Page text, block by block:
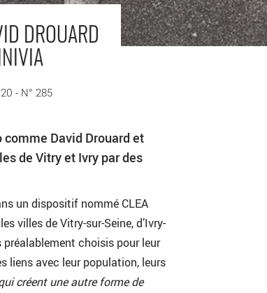
DROUARD
- N° 285
David Drouard et
de Vitry et Ivry par des
un dispositif nommé CLEA
villes de Vitry-sur-Seine, d’Ivry-
préalablement choisis pour leur
liens avec leur population, leurs
créent une autre forme de